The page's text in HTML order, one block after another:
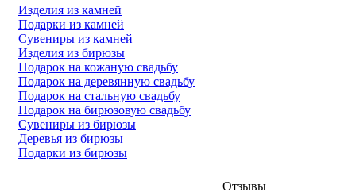
Изделия из камней
Подарки из камней
Сувениры из камней
Изделия из бирюзы
Подарок на кожаную свадьбу
Подарок на деревянную свадьбу
Подарок на стальную свадьбу
Подарок на бирюзовую свадьбу
Сувениры из бирюзы
Деревья из бирюзы
Подарки из бирюзы
Отзывы